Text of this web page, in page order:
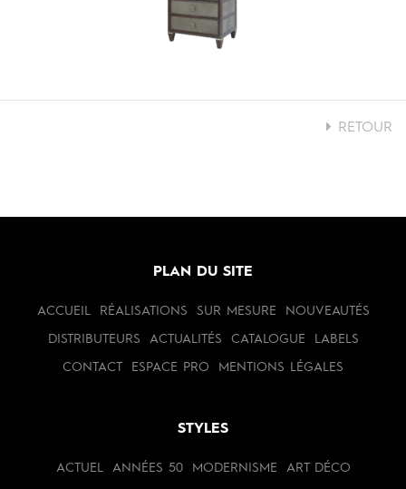
RETOUR
PLAN DU SITE
ACCUEIL RÉALISATIONS SUR MESURE NOUVEAUTÉS
DISTRIBUTEURS ACTUALITÉS CATALOGUE LABELS
CONTACT ESPACE PRO MENTIONS LÉGALES
STYLES
ACTUEL ANNÉES 50 MODERNISME ART DÉCO